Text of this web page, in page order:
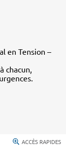
en Tension –
chacun,
ACCÈS RAPIDES